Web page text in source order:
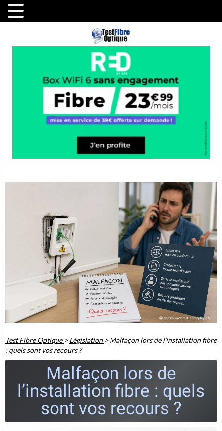
Test Fibre Optique >Législation >Malfaçon lors de l’installation fibre
: quels sont vos recours ?
Malfaçon lors de
l’installation fibre : quels
sont vos recours ?